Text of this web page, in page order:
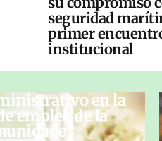
seguridad
primer
institucional
en la
empleo de la